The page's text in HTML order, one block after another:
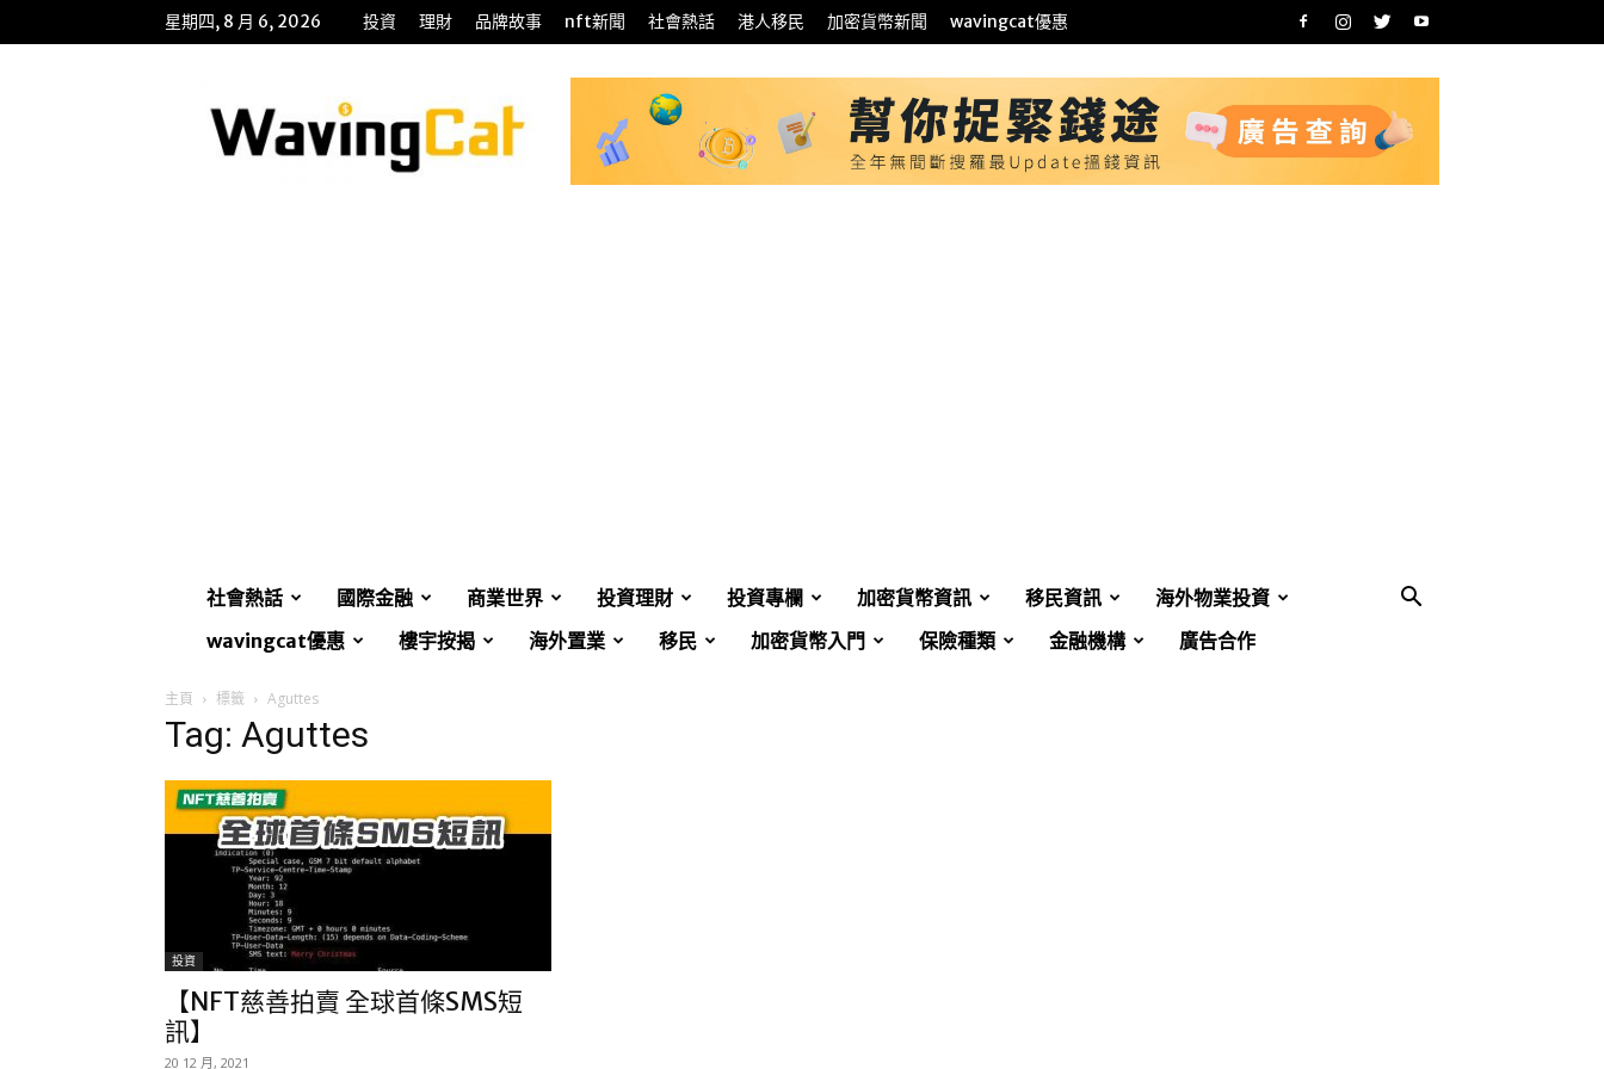
星期四, 8 月 6, 2026 投資 理財 品牌故事 nft新聞 社會熱話 港人移民 加密貨幣新聞 wavingcat優惠
招
財
貓
社會熱話 國際金融 商業世界 投資理財 投資專欄 加密貨幣資訊 移民資訊
海外物業投資
wavingcat優惠
樓宇按揭 海外置業 移民 加密貨幣入門 保險種類 金融機構 廣告合作
主頁 標籤 Aguttes
Tag: Aguttes
投資
【NFT慈善拍賣 全球首條SMS短
訊】
20 12 月, 2021